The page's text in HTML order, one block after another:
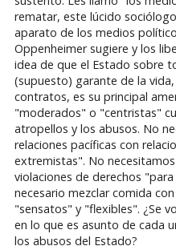
rematar, este lúcido
aparato de los medios
Oppenheimer sugiere y los
idea de que el Estado sobre
(supuesto) garante de la
contratos, es su principal
"moderados" o "centristas"
atropellos y los abusos. No
relaciones pacíficas con
extremistas". No
violaciones de derechos
necesario mezclar comida
"sensatos" y "flexibles". ¿Se
en lo que es asunto de cada
los abusos del Estado?